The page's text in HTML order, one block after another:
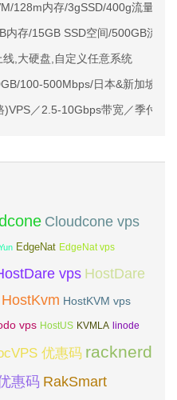
128m内存/3gSSD/400g流量/G
内存/15GB SSD空间/500GB流量
,大硬盘,自定义任意系统
100-500Mbps/日本&新加坡&
／2.5-10Gbps带宽／季付
Cloudcone vps
EdgeNat EdgeNat vps
vps HostDare
HostKvm HostKVM vps
vps HostUS KVMLA linode
优惠码 racknerd
惠码 RakSmart